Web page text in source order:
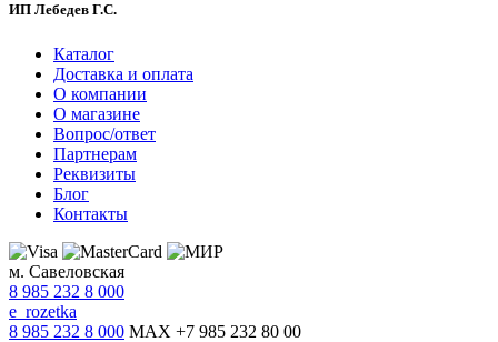
ИП Лебедев Г.С.
Каталог
Доставка и оплата
О компании
О магазине
Вопрос/ответ
Партнерам
Реквизиты
Блог
Контакты
м. Савеловская
8 985 232 8 000
e_rozetka
8 985 232 8 000 MAX +7 985 232 80 00